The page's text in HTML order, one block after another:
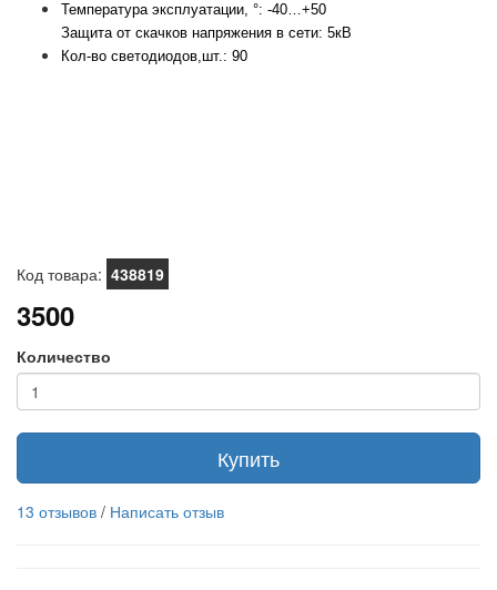
Температура эксплуатации, °: -40…+50
Защита от скачков напряжения в сети: 5кВ
Кол-во светодиодов,шт.: 90
Код товара: 438819
3500
Количество
Купить
13 отзывов / Написать отзыв